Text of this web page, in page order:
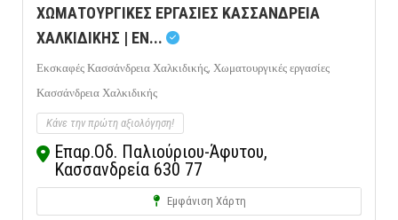
ΧΩΜΑΤΟΥΡΓΙΚΕΣ ΕΡΓΑΣΙΕΣ ΚΑΣΣΑΝΔΡΕΙΑ
ΧΑΛΚΙΔΙΚΗΣ | ΕΝ...
Εκσκαφές Κασσάνδρεια Χαλκιδικής, Χωματουργικές εργασίες
Κασσάνδρεια Χαλκιδικής
Κάνε την πρώτη αξιολόγηση!
Επαρ.Οδ. Παλιούριου-Άφυτου,
Κασσανδρεία 630 77
Εμφάνιση Χάρτη